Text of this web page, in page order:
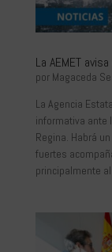
La AEMET
por Magaceda
La Agencia
informativa ante
Regina. Habrá
fuertes
principalmente